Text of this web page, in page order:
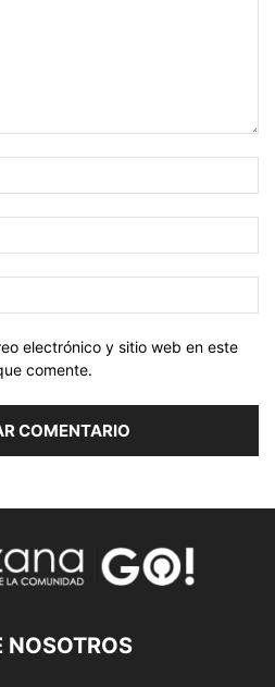
electrónico y sitio web en este
comente.
NOSOTROS